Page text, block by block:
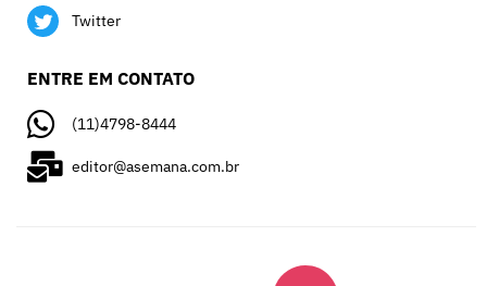
Twitter
ENTRE EM CONTATO
(11)4798-8444
editor@asemana.com.br